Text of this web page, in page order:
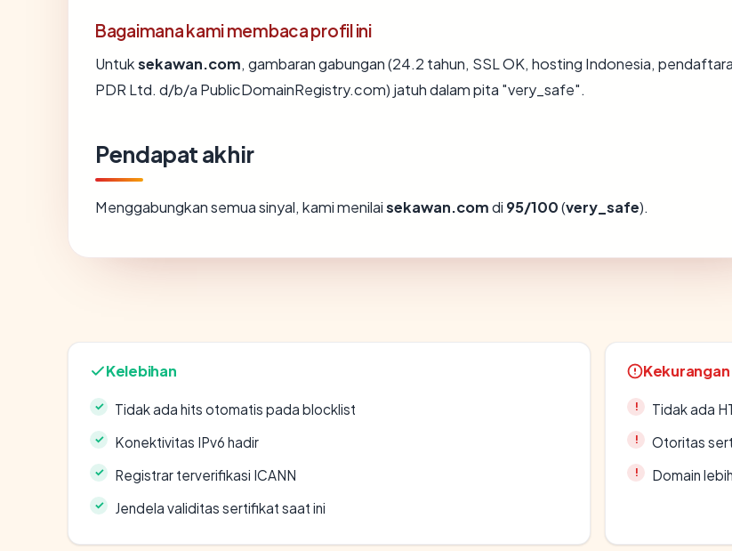
Bagaimana kami membaca profil ini
Untuksekawan.com, gambaran gabungan (24.2 tahun, SSL OK, hosting Indonesia,
PDR Ltd. d/b/a PublicDomainRegistry.com) jatuh dalam pita "very_safe".
Pendapat akhir
Menggabungkan semua sinyal, kami menilaisekawan.comdi 95/100(very_safe).
Kelebihan
Tidak ada hits otomatis pada blocklist
Konektivitas IPv6 hadir
Registrar terverifikasi ICANN
Jendela validitas sertifikat saat ini
Kekurangan
Tidak ada
Otoritas
Domain